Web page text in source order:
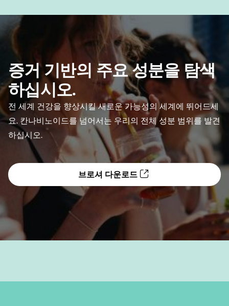
증거 기반의 주요 성분을 탐색
하십시오.
전 세계 건강을 향상시킬 새로운 가능성의 세계에 뛰어드세
요. 칸나비노이드를 넘어서는 우리의 전체 성분 범위를 발견
하십시오.
브로셔 다운로드